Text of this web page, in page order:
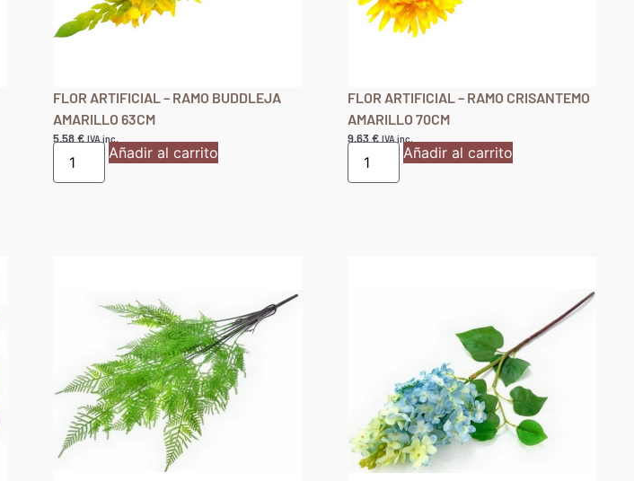
FLOR ARTIFICIAL – RAMO BUDDLEJA
AMARILLO 63CM
5,58€ IVA inc.
Añadir al carrito
FLOR ARTIFICIAL – RAMO CRISANTEMO
AMARILLO 70CM
9,63€ IVA inc.
Añadir al carrito